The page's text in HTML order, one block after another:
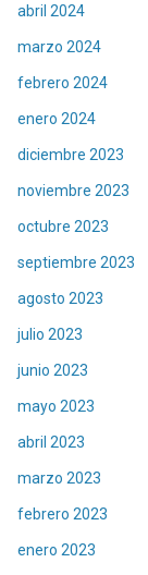
abril 2024
marzo 2024
febrero 2024
enero 2024
diciembre 2023
noviembre 2023
octubre 2023
septiembre 2023
agosto 2023
julio 2023
junio 2023
mayo 2023
abril 2023
marzo 2023
febrero 2023
enero 2023